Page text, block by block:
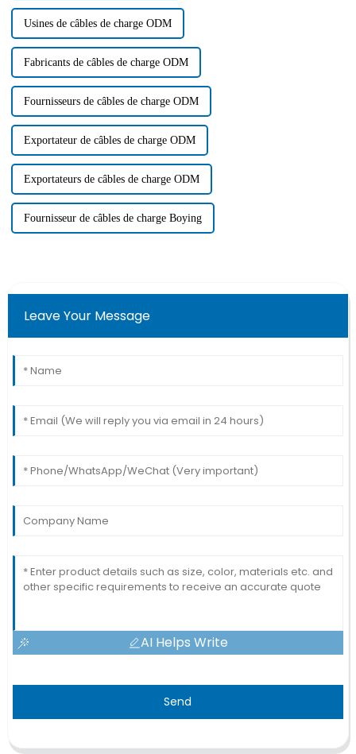
Usines de câbles de charge ODM
Fabricants de câbles de charge ODM
Fournisseurs de câbles de charge ODM
Exportateur de câbles de charge ODM
Exportateurs de câbles de charge ODM
Fournisseur de câbles de charge Boying
Leave Your Message
AI Helps Write
Send